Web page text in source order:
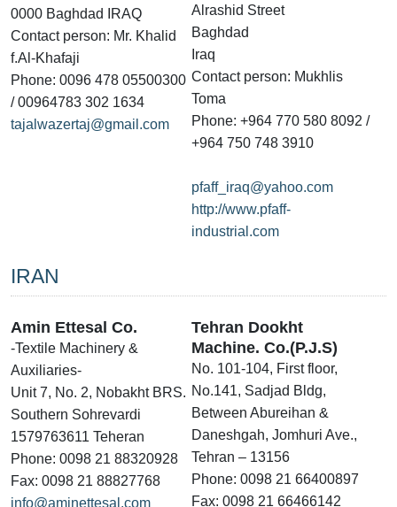
0000 Baghdad IRAQ
Contact person: Mr. Khalid
f.Al-Khafaji
Phone: 0096 478 05500300
/ 00964783 302 1634
tajalwazertaj@gmail.com
Alrashid Street
Baghdad
Iraq
Contact person: Mukhlis
Toma
Phone: +964 770 580 8092 /
+964 750 748 3910
pfaff_iraq@yahoo.com
http://www.pfaff-
industrial.com
IRAN
Amin Ettesal Co.
-Textile Machinery &
Auxiliaries-
Unit 7, No. 2, Nobakht BRS.
Southern Sohrevardi
1579763611 Teheran
Phone: 0098 21 88320928
Fax: 0098 21 88827768
info@aminettesal.com
Tehran Dookht
Machine. Co.(P.J.S)
No. 101-104, First floor,
No.141, Sadjad Bldg,
Between Abureihan &
Daneshgah, Jomhuri Ave.,
Tehran – 13156
Phone: 0098 21 66400897
Fax: 0098 21 66466142